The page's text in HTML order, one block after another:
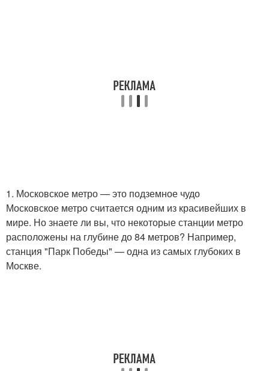
1. Московское метро — это подземное чудо
Московское метро считается одним из красивейших в
мире. Но знаете ли вы, что некоторые станции метро
расположены на глубине до 84 метров? Например,
станция "Парк Победы" — одна из самых глубоких в
Москве.